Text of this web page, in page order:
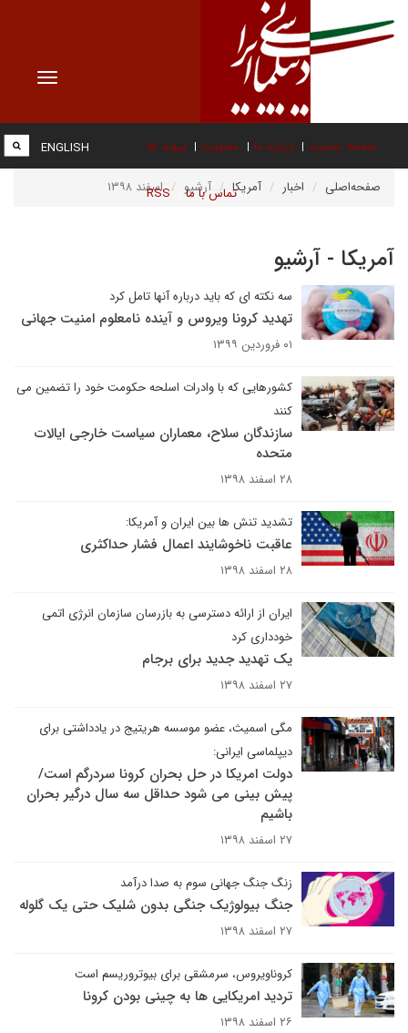
Toggle
صفحه نخست درباره ما عضویت پیوند ها
تماس با ما RSS
ENGLISH
صفحه‌اصلی اخبار آمریکا آرشیو اسفند ۱۳۹۸
آمریکا - آرشیو
سه نکته ای که باید درباره آنها تامل کرد
تهدید کرونا ویروس و آینده نامعلوم امنیت جهانی
۰۱ فروردین ۱۳۹۹
کشورهایی که با وادرات اسلحه حکومت خود را تضمین می
کنند
سازندگان سلاح، معماران سیاست خارجی ایالات
متحده
۲۸ اسفند ۱۳۹۸
تشدید تنش ها بین ایران و آمریکا:
عاقبت ناخوشایند اعمال فشار حداکثری
۲۸ اسفند ۱۳۹۸
ایران از ارائه دسترسی به بازرسان سازمان انرژی اتمی
خودداری کرد
یک تهدید جدید برای برجام
۲۷ اسفند ۱۳۹۸
مگی اسمیث، عضو موسسه هریتیج در یادداشتی برای
دیپلماسی ایرانی:
دولت امریکا در حل بحران کرونا سردرگم است/
پیش بینی می شود حداقل سه سال درگیر بحران
باشیم
۲۷ اسفند ۱۳۹۸
زنگ جنگ جهانی سوم به صدا درآمد
جنگ بیولوژیک جنگی بدون شلیک حتی یک گلوله
۲۷ اسفند ۱۳۹۸
کروناویروس، سرمشقی برای بیوتروریسم است
تردید امریکایی ها به چینی بودن کرونا
۲۶ اسفند ۱۳۹۸